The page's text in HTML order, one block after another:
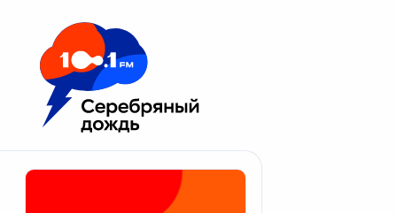
Москва 100.1 FM
Апатиты